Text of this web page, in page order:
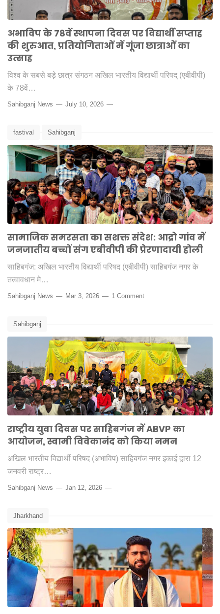
अभाविप के 78वें स्थापना दिवस पर विद्यार्थी सप्ताह
की शुरुआत, प्रतियोगिताओं में गूंजा छात्राओं का
उत्साह
विश्व के सबसे बड़े छात्र संगठन अखिल भारतीय विद्यार्थी परिषद् (एबीवीपी)
के 78वें…
Sahibganj News July 10, 2026
fastival Sahibganj
सामाजिक समरसता का सशक्त संदेश: आद्रो गांव में
जनजातीय बच्चों संग एबीवीपी की प्रेरणादायी होली
साहिबगंज: अखिल भारतीय विद्यार्थी परिषद (एबीवीपी) साहिबगंज नगर के
तत्वावधान मे…
Sahibganj News Mar 3, 2026 1 Comment
Sahibganj
राष्ट्रीय युवा दिवस पर साहिबगंज में ABVP का
आयोजन, स्वामी विवेकानंद को किया नमन
अखिल भारतीय विद्यार्थी परिषद (अभाविप) साहिबगंज नगर इकाई द्वारा 12
जनवरी राष्ट्र…
Sahibganj News Jan 12, 2026
Jharkhand